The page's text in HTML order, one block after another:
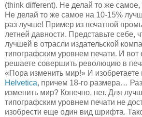
(think different). Не делай то же самое,
Не делай то же самое на 10-15%
раз лучше! Пример из печатной
летней давности. Представьте себе,
лучшей в отрасли издательской
типографским уровнем печати. И
решаете совершить революцию в
«Пора изменить мир!» И
Helvetica, причем 18-го размера…
изменить мир? Конечно, нет. Для
типографским уровнем печати не
изобрести еще один вид шрифта.